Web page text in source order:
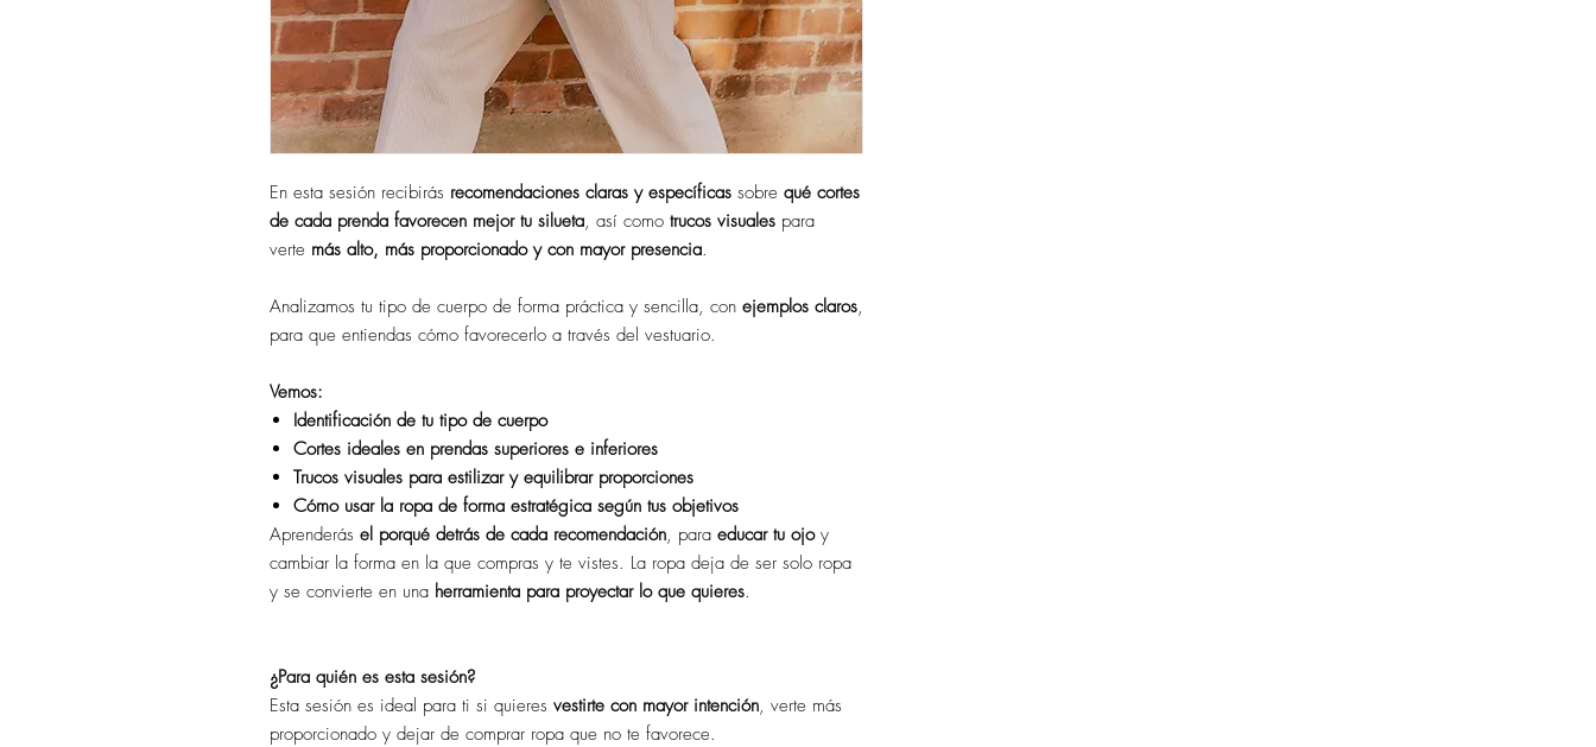
En esta sesión recibirás recomendaciones claras y específicas sobre qué cortes
de cada prenda favorecen mejor tu silueta, así como trucos visuales para
verte más alto, más proporcionado y con mayor presencia.
Analizamos tu tipo de cuerpo de forma práctica y sencilla, con ejemplos claros,
para que entiendas cómo favorecerlo a través del vestuario.
Vemos:
Identificación de tu tipo de cuerpo
Cortes ideales en prendas superiores e inferiores
Trucos visuales para estilizar y equilibrar proporciones
Cómo usar la ropa de forma estratégica según tus objetivos
Aprenderás el porqué detrás de cada recomendación, para educar tu ojoy
cambiar la forma en la que compras y te vistes. La ropa deja de ser solo ropa
y se convierte en una herramienta para proyectar lo que quieres.
¿Para quién es esta sesión?
Esta sesión es ideal para ti si quieres vestirte con mayor intención, verte más
proporcionado y dejar de comprar ropa que no te favorece.